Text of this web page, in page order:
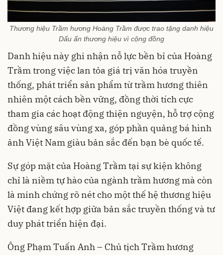
Thương hiệu Trầm hương Hoàng Trầm được trao tặng danh hiệu
Dấu ấn thương hiệu vì cộng đồng
Danh hiệu này ghi nhận nỗ lực bền bỉ của Hoàng
Trầm trong việc lan tỏa giá trị văn hóa truyền
thống, phát triển sản phẩm từ trầm hương thiên
nhiên một cách bền vững, đồng thời tích cực
tham gia các hoạt động thiện nguyện, hỗ trợ cộng
đồng vùng sâu vùng xa, góp phần quảng bá hình
ảnh Việt Nam giàu bản sắc đến bạn bè quốc tế.
Sự góp mặt của Hoàng Trầm tại sự kiện không
chỉ là niềm tự hào của ngành trầm hương mà còn
là minh chứng rõ nét cho một thế hệ thương hiệu
Việt đang kết hợp giữa bản sắc truyền thống và tư
duy phát triển hiện đại.
Ông Phạm Tuấn Anh – Chủ tịch Trầm hương